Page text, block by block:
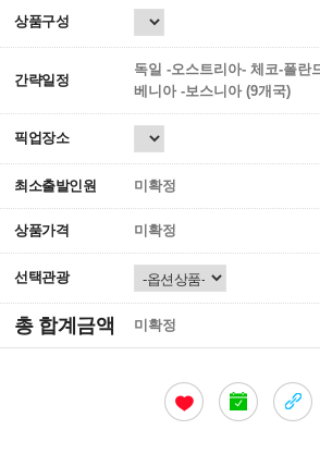
상품구성
간략일정
독일 -오스트리아- 체코-폴란
베니아 -보스니아 (9개국)
픽업장소
최소출발인원 미확정
상품가격 미확정
선택관광
총 합계금액 미확정